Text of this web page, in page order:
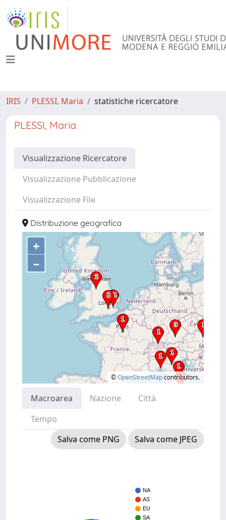
IRIS PLESSI, Maria statistiche ricercatore
PLESSI, Maria
Visualizzazione Ricercatore
Visualizzazione Pubblicazione
Visualizzazione File
Distribuzione geografica
+
–
©OpenStreetMapcontributors.
Macroarea Nazione
Città
Tempo
Salva come PNG
Salva come JPEG
NA
AS
EU
SA